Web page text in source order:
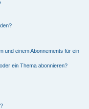
und einem Abonnements für ein
ein Thema abonnieren?